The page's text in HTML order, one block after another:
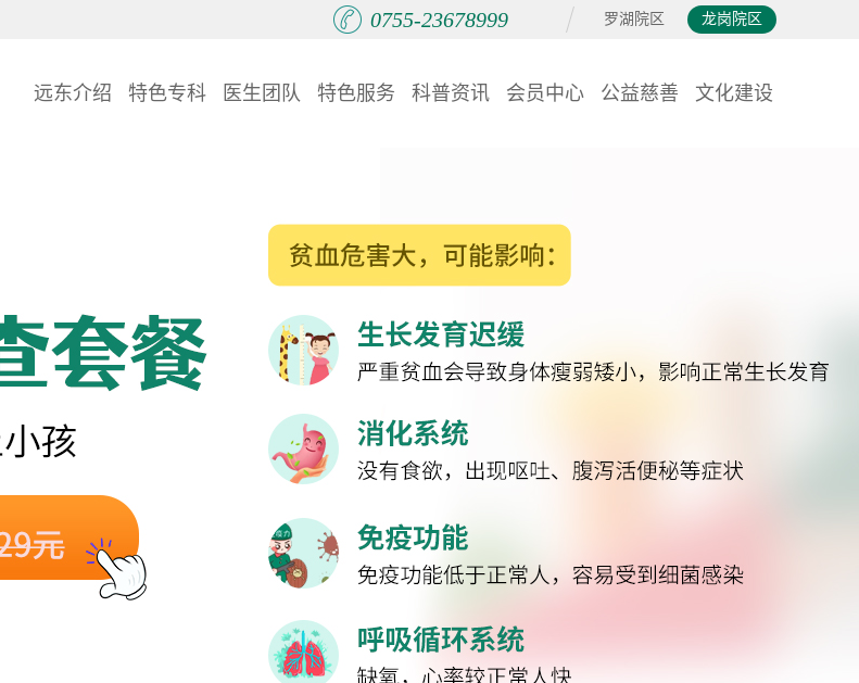
罗湖院区 龙岗院区
0755-23678999
远东介绍 特色专科 医生团队 特色服务 科普资讯 会员中心 公益慈善 文化建设